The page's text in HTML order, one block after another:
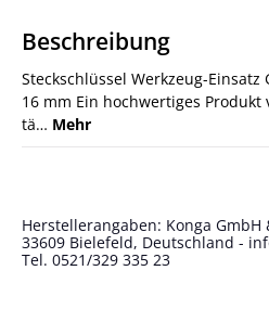
Beschreibung
Steckschlüssel Werkzeug-Einsatz
16 mm Ein hochwertiges Produkt
tä… Mehr
Herstellerangaben: Konga GmbH
33609 Bielefeld, Deutschland -
Tel. 0521/329 335 23